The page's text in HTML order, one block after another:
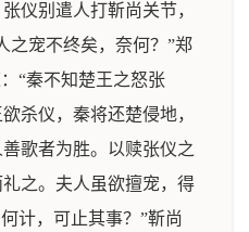
仪别遣人打靳尚关节，
之宠不终矣，奈何？”郑
“秦不知楚王之怒张
杀仪，秦将还楚侵地，
歌者为胜。以赎张仪之
之。夫人虽欲擅宠，得
计，可止其事？”靳尚